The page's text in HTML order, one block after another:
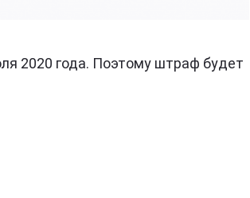
2020 года. Поэтому штраф будет